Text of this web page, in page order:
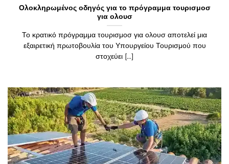
Ολοκληρωμένος οδηγός για το πρόγραμμα τουρισμοσ
για ολουσ
Το κρατικό πρόγραμμα τουρισμοσ για ολουσ αποτελεί μια
εξαιρετική πρωτοβουλία του Υπουργείου Τουρισμού που
στοχεύει [...]